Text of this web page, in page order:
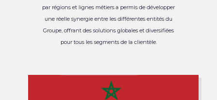
par régions et lignes métiers a permis de développer
une réelle synergie entre les différentes entités du
Groupe, offrant des solutions globales et diversifiées
pour tous les segments de la clientèle.